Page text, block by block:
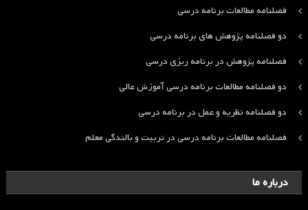
فصلنامه مطالعات برنامه درسی
دو فصلنامه پژوهش های برنامه درسی
فصلنامه پژوهش در برنامه ریزی درسی
دو فصلنامه مطالعات برنامه درسی آموزش عالی
دو فصلنامه نظریه و عمل در برنامه درسی
فصلنامه مطالعات برنامه درسی در تربیت و بالندگی معلم
درباره ما